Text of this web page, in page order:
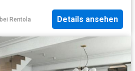
bei Rentola Details ansehen